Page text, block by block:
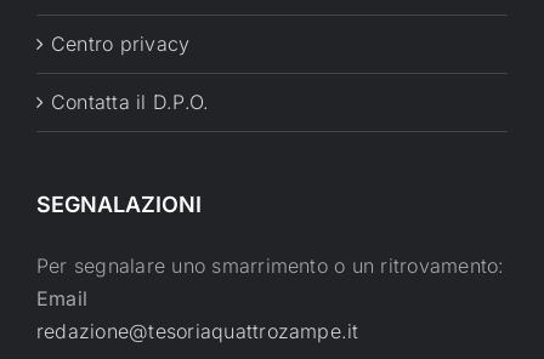
Centro privacy
Contatta il D.P.O.
SEGNALAZIONI
Per segnalare uno smarrimento o un ritrovamento:
Email
redazione@tesoriaquattrozampe.it